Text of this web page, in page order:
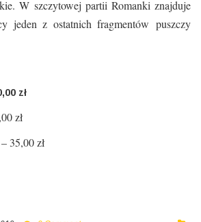
W szczytowej partii Romanki znajduje
jeden z ostatnich fragmentów puszczy
zł
zł
35,00 zł